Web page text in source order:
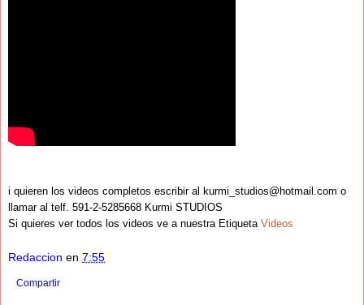
i quieren los videos completos escribir al kurmi_studios@hotmail.com o
llamar al telf. 591-2-5285668 Kurmi STUDIOS
Si quieres ver todos los videos ve a nuestra Etiqueta Videos
Redaccion en 7:55
Compartir